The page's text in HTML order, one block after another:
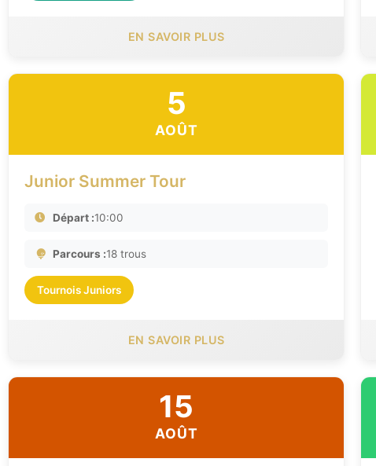
EN SAVOIR PLUS
5
AOÛT
Junior Summer Tour
Départ :10:00
Parcours :18 trous
Tournois Juniors
EN SAVOIR PLUS
15
AOÛT